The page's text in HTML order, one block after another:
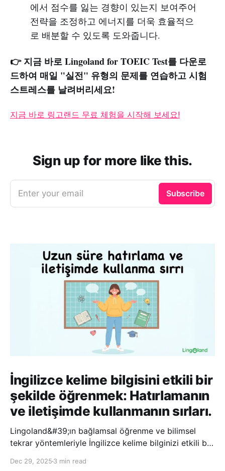
에서 점수를 잃는 경향이 있는지 보여주어
전략을 조정하고 에너지를 더욱 효율적으
로 배분할 수 있도록 도와줍니다.
👉 지금 바로 Lingoland for TOEIC Test를 다운로
드하여 매일 "실전" 유형의 문제를 연습하고 시험
스트레스를 날려버리세요!
지금 바로 링고랜드 무료 체험을 시작해 보세요!
Sign up for more like this.
Enter your email Subscribe
İngilizce kelime bilgisini etkili bir
şekilde öğrenmek: Hatırlamanın
ve iletişimde kullanmanın sırları.
Lingoland&#39;ın bağlamsal öğrenme ve bilimsel
tekrar yöntemleriyle İngilizce kelime bilginizi etkili bir
hatırlayabilir ve daha doğal bir şekilde iletişim
Dec 29, 2025 3 min read